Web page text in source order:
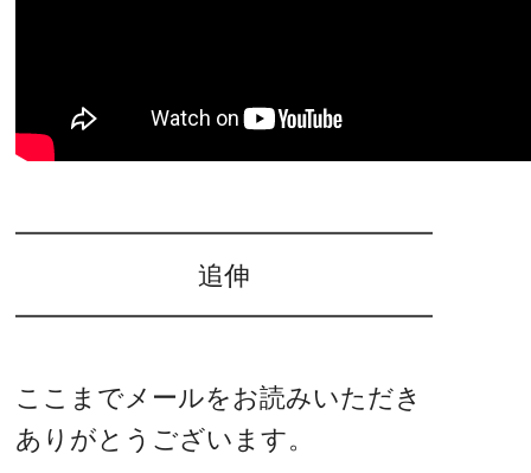
━━━━━━━━━━━━━━━━
追伸
━━━━━━━━━━━━━━━━
ここまでメールをお読みいただき
ありがとうございます。